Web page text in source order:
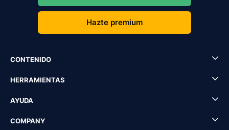
Hazte premium
CONTENIDO
HERRAMIENTAS
AYUDA
COMPANY